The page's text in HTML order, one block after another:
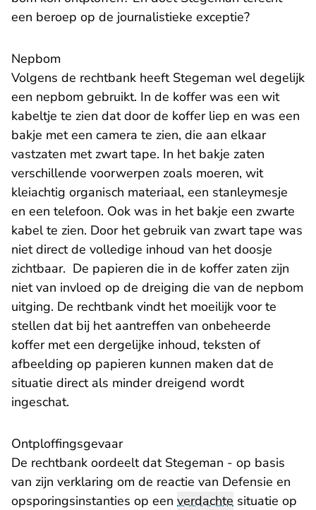
een beroep op de journalistieke exceptie?
Nepbom
Volgens de rechtbank heeft Stegeman wel degelijk
een nepbom gebruikt. In de koffer was een wit
kabeltje te zien dat door de koffer liep en was een
bakje met een camera te zien, die aan elkaar
vastzaten met zwart tape. In het bakje zaten
verschillende voorwerpen zoals moeren, wit
kleiachtig organisch materiaal, een stanleymesje
en een telefoon. Ook was in het bakje een zwarte
kabel te zien. Door het gebruik van zwart tape was
niet direct de volledige inhoud van het doosje
zichtbaar. De papieren die in de koffer zaten zijn
niet van invloed op de dreiging die van de nepbom
uitging. De rechtbank vindt het moeilijk voor te
stellen dat bij het aantreffen van onbeheerde
koffer met een dergelijke inhoud, teksten of
afbeelding op papieren kunnen maken dat de
situatie direct als minder dreigend wordt
ingeschat.
Ontploffingsgevaar
De rechtbank oordeelt dat Stegeman - op basis
van zijn verklaring om de reactie van Defensie en
opsporingsinstanties op een verdachte situatie op